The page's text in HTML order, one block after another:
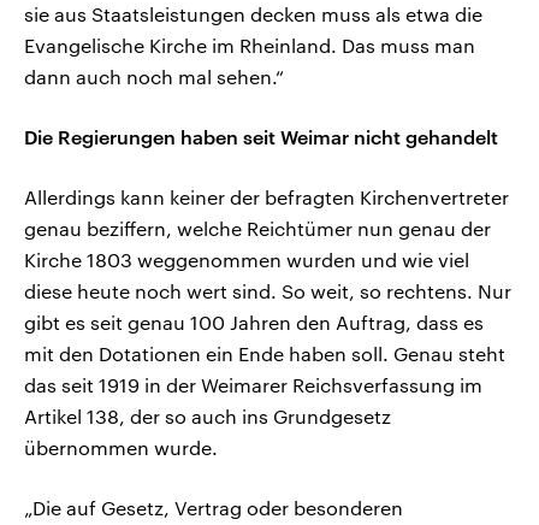
sie aus Staatsleistungen decken muss als etwa die
Evangelische Kirche im Rheinland. Das muss man
dann auch noch mal sehen.“
Die Regierungen haben seit Weimar nicht gehandelt
Allerdings kann keiner der befragten Kirchenvertreter
genau beziffern, welche Reichtümer nun genau der
Kirche 1803 weggenommen wurden und wie viel
diese heute noch wert sind. So weit, so rechtens. Nur
gibt es seit genau 100 Jahren den Auftrag, dass es
mit den Dotationen ein Ende haben soll. Genau steht
das seit 1919 in der Weimarer Reichsverfassung im
Artikel 138, der so auch ins Grundgesetz
übernommen wurde.
„Die auf Gesetz, Vertrag oder besonderen